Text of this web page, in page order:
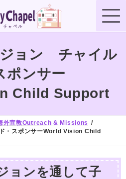
ジョン チャイル
ポンサー
Child Support
外宣教Outreach & Missions
・スポンサーWorld Vision Child
ョンを通して子